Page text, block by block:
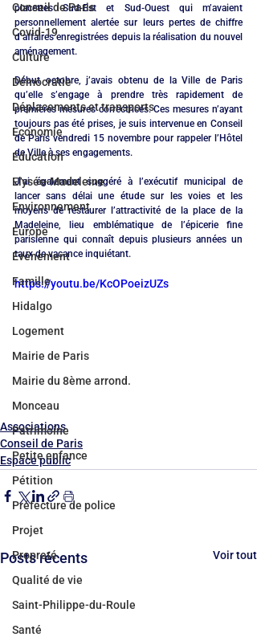
Conseil de Paris
Covid-19
Culture
Démocratie
Déplacements et transports
Economie
Education
Elysée-Madeleine
Environnement
Europe
Evénement
Famille
Hidalgo
Logement
Mairie de Paris
Mairie du 8ème arrond.
Monceau
Patrimoine
Petite enfance
Pétition
Préfecture de police
Projet
Propreté
Qualité de vie
Saint-Philippe-du-Roule
Santé
placettes Sud-Est et Sud-Ouest qui m’avaient
personnellement alertée sur leurs pertes de chiffre
d’affaires enregistrées depuis la réalisation du nouvel
aménagement.
Début octobre, j’avais obtenu de la Ville de Paris
qu’elle s’engage à prendre très rapidement de
premières mesures correctrices. Ces mesures n’ayant
toujours pas été prises, je suis intervenue en Conseil
de Paris vendredi 15 novembre pour rappeler l’Hôtel
de Ville à ses engagements.
J’ai également suggéré à l’exécutif municipal de
lancer sans délai une étude sur les voies et les
moyens de restaurer l’attractivité de la place de la
Madeleine, lieu emblématique de l’épicerie fine
parisienne qui connaît depuis plusieurs années un
taux de vacance inquiétant.
https://youtu.be/KcOPoeizUZs
Associations
Conseil de Paris
Espace public
Posts récents Voir tout